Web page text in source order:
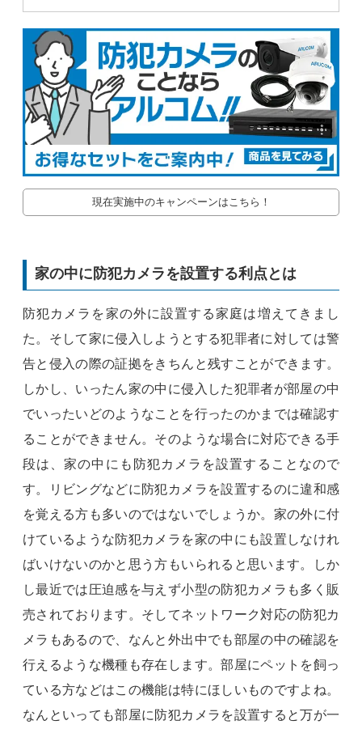
現在実施中のキャンペーンはこちら！
家の中に防犯カメラを設置する利点とは
防犯カメラを家の外に設置する家庭は増えてきまし
た。そして家に侵入しようとする犯罪者に対しては警
告と侵入の際の証拠をきちんと残すことができます。
しかし、いったん家の中に侵入した犯罪者が部屋の中
でいったいどのようなことを行ったのかまでは確認す
ることができません。そのような場合に対応できる手
段は、家の中にも防犯カメラを設置することなので
す。リビングなどに防犯カメラを設置するのに違和感
を覚える方も多いのではないでしょうか。家の外に付
けているような防犯カメラを家の中にも設置しなけれ
ばいけないのかと思う方もいられると思います。しか
し最近では圧迫感を与えず小型の防犯カメラも多く販
売されております。そしてネットワーク対応の防犯カ
メラもあるので、なんと外出中でも部屋の中の確認を
行えるような機種も存在します。部屋にペットを飼っ
ている方などはこの機能は特にほしいものですよね。
なんといっても部屋に防犯カメラを設置すると万が一